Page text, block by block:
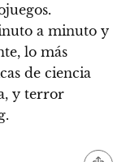
a minuto y
lo más
de ciencia
y terror